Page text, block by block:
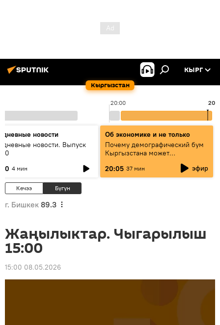
Кыргызстан
КЫРГ
20:00
новости
новости. Выпуск
4 мин
Об экономике и не только
Почему демографический бум
Кыргызстана может
превратиться в проблему и как
этого избежать
20:05 37 мин эфир
Кечээ Бүгүн
г. Бишкек 89.3
Жаңылыктар. Чыгарылыш
15:00
15:00 08.05.2026